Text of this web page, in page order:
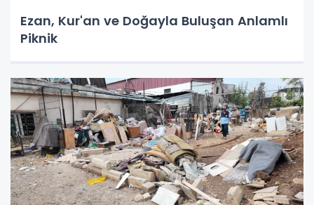
Ezan, Kur'an ve Doğayla Buluşan Anlamlı
Piknik